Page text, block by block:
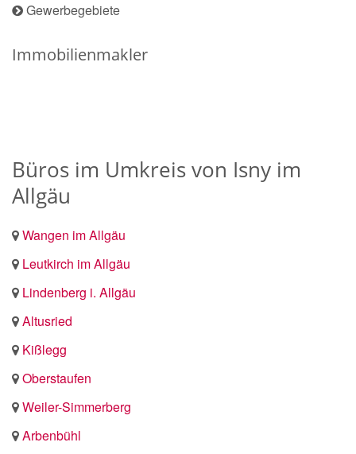
Gewerbegebiete
Immobilienmakler
Büros im Umkreis von Isny im
Allgäu
Wangen im Allgäu
Leutkirch im Allgäu
Lindenberg i. Allgäu
Altusried
Kißlegg
Oberstaufen
Weiler-Simmerberg
Arbenbühl